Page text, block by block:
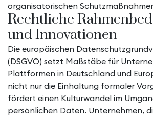
organisatorischen
Rechtliche
und Innovationen
Die europäischen
(DSGVO) setzt Maßstäbe für
Plattformen in Deutschland und
nicht nur die Einhaltung formaler
fördert einen Kulturwandel im
persönlichen Daten. Unternehmen,